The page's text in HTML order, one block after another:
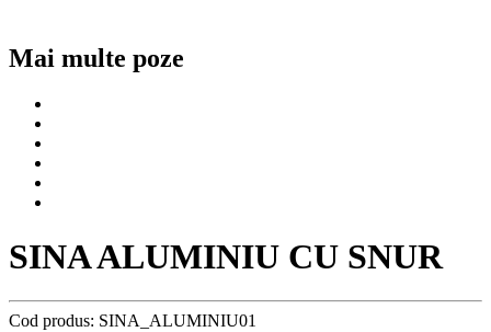
Mai multe poze
SINA ALUMINIU CU SNUR
Cod produs: SINA_ALUMINIU01